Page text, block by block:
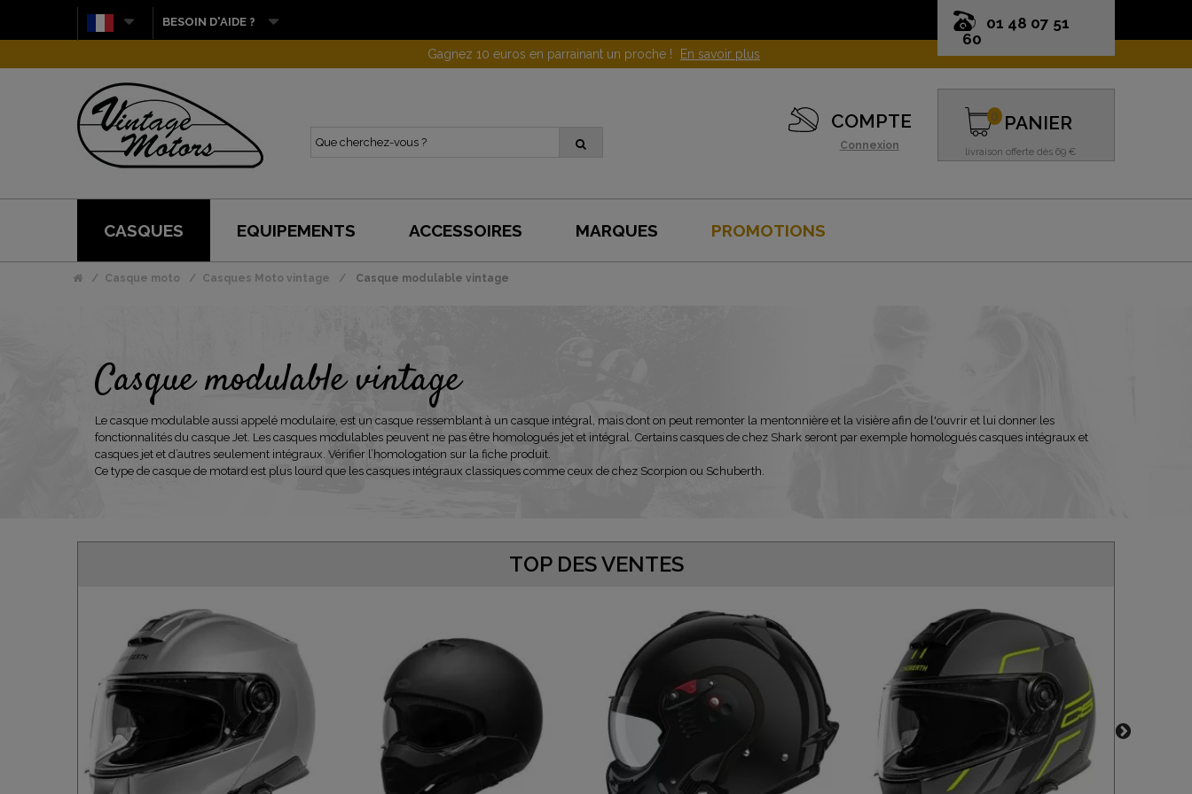
01 48 07 51
60
BESOIN D'AIDE ?
Gagnez 10 euros en parrainant un proche ! En savoir plus
COMPTE
Connexion
PANIER
livraison offerte dès 69 €
0
CASQUES EQUIPEMENTS ACCESSOIRES MARQUES PROMOTIONS
Casque moto Casques Moto vintage Casque modulable vintage
Casque modulable vintage
Le casque modulable aussi appelé modulaire, est un casque ressemblant à un casque intégral, mais dont on peut remonter la mentonnière et la visière afin de l'ouvrir et lui donner les
fonctionnalités du casque Jet. Les casques modulables peuvent ne pas être homologués jet et intégral. Certains casques de chez Shark seront par exemple homologués casques intégraux et
casques jet et d’autres seulement intégraux. Vérifier l’homologation sur la fiche produit.
Ce type de casque de motard est plus lourd que les casques intégraux classiques comme ceux de chez Scorpion ou Schuberth.
TOP DES VENTES